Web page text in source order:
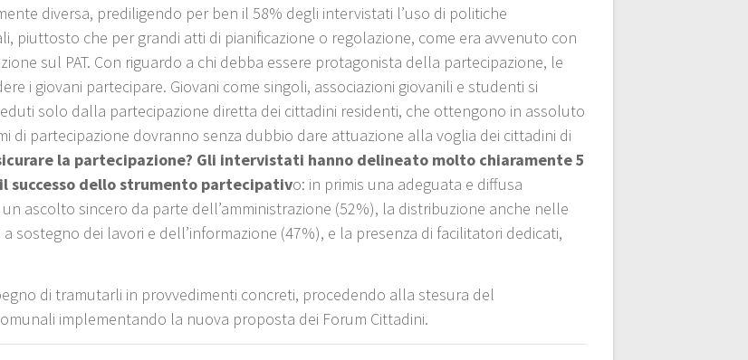
diversa, prediligendo per ben il 58% degli intervistati l’uso di politiche
piuttosto che per grandi atti di pianificazione o regolazione, come era avvenuto con
sul PAT. Con riguardo a chi debba essere protagonista della partecipazione, le
i giovani partecipare. Giovani come singoli, associazioni giovanili e studenti si
solo dalla partecipazione diretta dei cittadini residenti, che ottengono in assoluto
di partecipazione dovranno senza dubbio dare attuazione alla voglia dei cittadini di
la partecipazione? Gli intervistati hanno delineato molto chiaramente 5
successo dello strumento partecipativo: in primis una adeguata e diffusa
ascolto sincero da parte dell’amministrazione (52%), la distribuzione anche nelle
sostegno dei lavori e dell’informazione (47%), e la presenza di facilitatori dedicati,
di tramutarli in provvedimenti concreti, procedendo alla stesura del
implementando la nuova proposta dei Forum Cittadini.